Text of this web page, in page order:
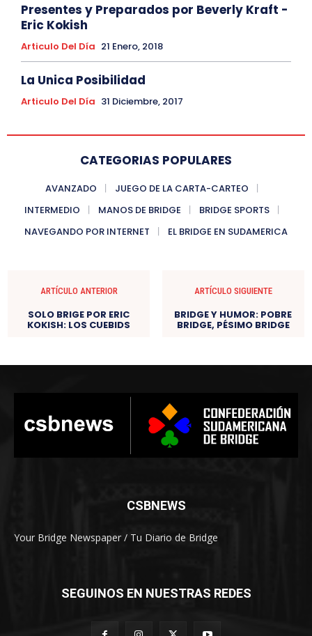
Presentes y Preparados por Beverly Kraft -
Eric Kokish
Articulo Del Día 21 Enero, 2018
La Unica Posibilidad
Articulo Del Día 31 Diciembre, 2017
CATEGORIAS POPULARES
AVANZADO
JUEGO DE LA CARTA-CARTEO
INTERMEDIO
MANOS DE BRIDGE
BRIDGE SPORTS
NAVEGANDO POR INTERNET
EL BRIDGE EN SUDAMERICA
ARTÍCULO ANTERIOR
SOLO BRIGE POR ERIC
KOKISH: LOS CUEBIDS
ARTÍCULO SIGUIENTE
BRIDGE Y HUMOR: POBRE
BRIDGE, PÉSIMO BRIDGE
CSBNEWS
Your Bridge Newspaper / Tu Diario de Bridge
SEGUINOS EN NUESTRAS REDES